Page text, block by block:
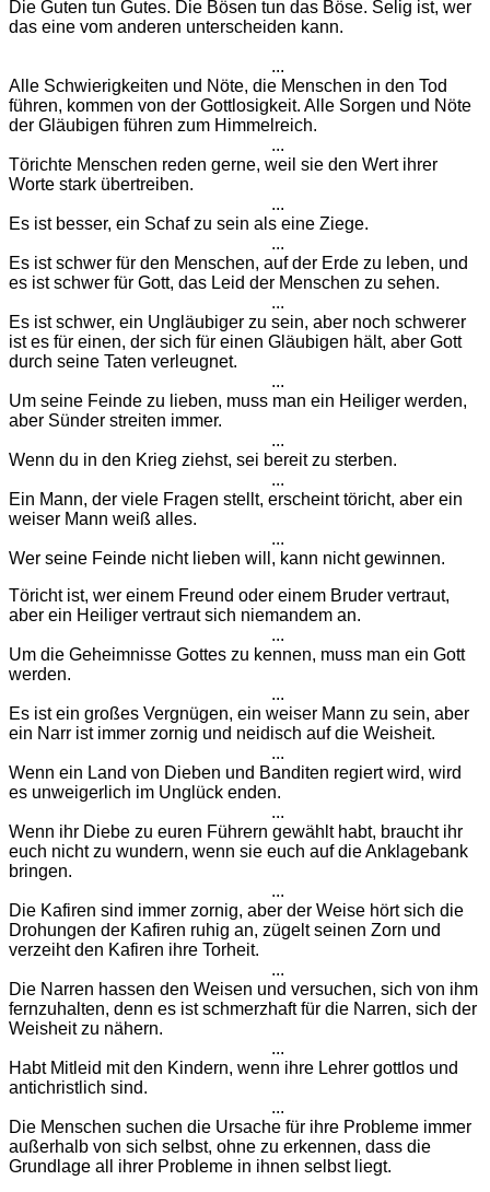
Die Guten tun Gutes. Die Bösen tun das Böse. Selig ist, wer
das eine vom anderen unterscheiden kann.
...
Alle Schwierigkeiten und Nöte, die Menschen in den Tod
führen, kommen von der Gottlosigkeit. Alle Sorgen und Nöte
der Gläubigen führen zum Himmelreich.
...
Törichte Menschen reden gerne, weil sie den Wert ihrer
Worte stark übertreiben.
...
Es ist besser, ein Schaf zu sein als eine Ziege.
...
Es ist schwer für den Menschen, auf der Erde zu leben, und
es ist schwer für Gott, das Leid der Menschen zu sehen.
...
Es ist schwer, ein Ungläubiger zu sein, aber noch schwerer
ist es für einen, der sich für einen Gläubigen hält, aber Gott
durch seine Taten verleugnet.
...
Um seine Feinde zu lieben, muss man ein Heiliger werden,
aber Sünder streiten immer.
...
Wenn du in den Krieg ziehst, sei bereit zu sterben.
...
Ein Mann, der viele Fragen stellt, erscheint töricht, aber ein
weiser Mann weiß alles.
...
Wer seine Feinde nicht lieben will, kann nicht gewinnen.
Töricht ist, wer einem Freund oder einem Bruder vertraut,
aber ein Heiliger vertraut sich niemandem an.
...
Um die Geheimnisse Gottes zu kennen, muss man ein Gott
werden.
...
Es ist ein großes Vergnügen, ein weiser Mann zu sein, aber
ein Narr ist immer zornig und neidisch auf die Weisheit.
...
Wenn ein Land von Dieben und Banditen regiert wird, wird
es unweigerlich im Unglück enden.
...
Wenn ihr Diebe zu euren Führern gewählt habt, braucht ihr
euch nicht zu wundern, wenn sie euch auf die Anklagebank
bringen.
...
Die Kafiren sind immer zornig, aber der Weise hört sich die
Drohungen der Kafiren ruhig an, zügelt seinen Zorn und
verzeiht den Kafiren ihre Torheit.
...
Die Narren hassen den Weisen und versuchen, sich von ihm
fernzuhalten, denn es ist schmerzhaft für die Narren, sich der
Weisheit zu nähern.
...
Habt Mitleid mit den Kindern, wenn ihre Lehrer gottlos und
antichristlich sind.
...
Die Menschen suchen die Ursache für ihre Probleme immer
außerhalb von sich selbst, ohne zu erkennen, dass die
Grundlage all ihrer Probleme in ihnen selbst liegt.